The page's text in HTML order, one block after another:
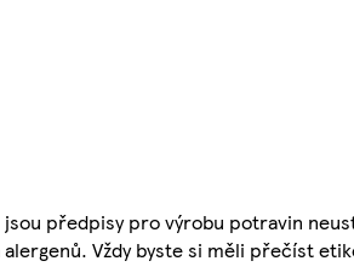
předpisy pro výrobu potravin
Vždy byste si měli přečíst